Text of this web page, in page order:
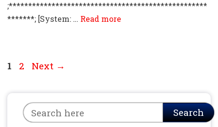
;***************************************************
*******; [System: … Read more
Page
1 Page
2 Next →
Search